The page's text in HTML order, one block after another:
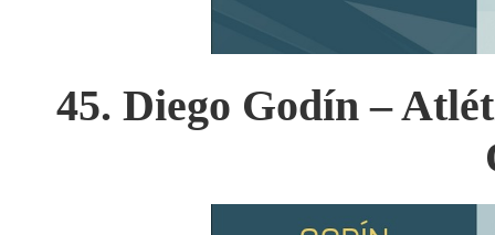
45. Diego Godín –